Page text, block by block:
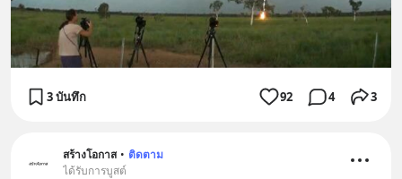
3 บันทึก 92 4 3
สร้างโอกาส • ติดตาม
ได้รับการบูสต์